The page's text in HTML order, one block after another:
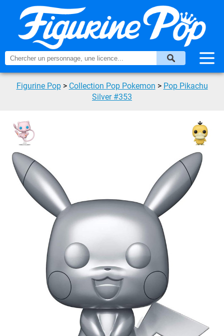
Figurine Pop > Collection Pop Pokemon > Pop Pikachu
Silver #353